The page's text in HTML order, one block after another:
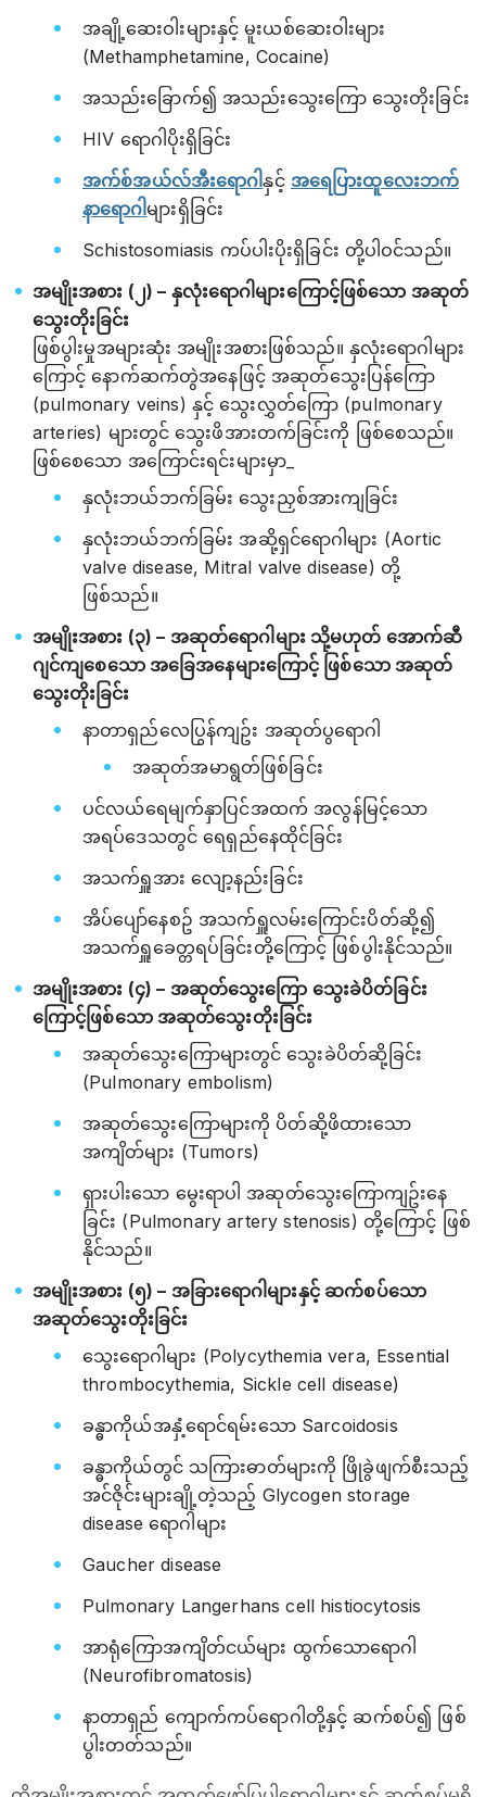
အချို့ဆေးဝါးများနှင့် မူးယစ်ဆေးဝါးများ
(Methamphetamine, Cocaine)
အသည်းခြောက်၍ အသည်းသွေးကြော သွေးတိုးခြင်း
HIV ရောဂါပိုးရှိခြင်း
အက်စ်အယ်လ်အီးရောဂါနှင့် အရေပြားထူလေးဘက်
နာရောဂါ များရှိခြင်း
Schistosomiasis ကပ်ပါးပိုးရှိခြင်း တို့ပါဝင်သည်။
အမျိုးအစား (၂) – နှလုံးရောဂါများကြောင့်ဖြစ်သော အဆုတ်
သွေးတိုးခြင်း
ဖြစ်ပွါးမှုအများဆုံး အမျိုးအစားဖြစ်သည်။ နှလုံးရောဂါများ
ကြောင့် နောက်ဆက်တွဲအနေဖြင့် အဆုတ်သွေးပြန်ကြော
(pulmonary veins) နှင့် သွေးလွှတ်ကြော (pulmonary
arteries) များတွင် သွေးဖိအားတက်ခြင်းကို ဖြစ်စေသည်။
ဖြစ်စေသော အကြောင်းရင်းများမှာ_
နှလုံးဘယ်ဘက်ခြမ်း သွေးညှစ်အားကျခြင်း
နှလုံးဘယ်ဘက်ခြမ်း အဆို့ရှင်ရောဂါများ (Aortic
valve disease, Mitral valve disease) တို့
ဖြစ်သည်။
အမျိုးအစား (၃) – အဆုတ်ရောဂါများ သို့မဟုတ် အောက်ဆီ
ဂျင်ကျစေသော အခြေအနေများကြောင့် ဖြစ်သော အဆုတ်
သွေးတိုးခြင်း
နာတာရှည်လေပြွန်ကျဥ်း အဆုတ်ပွရောဂါ
အဆုတ်အမာရွတ်ဖြစ်ခြင်း
ပင်လယ်ရေမျက်နှာပြင်အထက် အလွန်မြင့်သော
အရပ်ဒေသတွင် ရေရှည်နေထိုင်ခြင်း
အသက်ရှူအား လျော့နည်းခြင်း
အိပ်ပျော်နေစဥ် အသက်ရှူလမ်းကြောင်းပိတ်ဆို့၍
အသက်ရှူခေတ္တရပ်ခြင်းတို့ကြောင့် ဖြစ်ပွါးနိုင်သည်။
အမျိုးအစား (၄) – အဆုတ်သွေးကြော သွေးခဲပိတ်ခြင်း
ကြောင့်ဖြစ်သော အဆုတ်သွေးတိုးခြင်း
အဆုတ်သွေးကြောများတွင် သွေးခဲပိတ်ဆို့ခြင်း
(Pulmonary embolism)
အဆုတ်သွေးကြောများကို ပိတ်ဆို့ဖိထားသော
အကျိတ်များ (Tumors)
ရှားပါးသော မွေးရာပါ အဆုတ်သွေးကြောကျဥ်းနေ
ခြင်း (Pulmonary artery stenosis) တို့ကြောင့် ဖြစ်
နိုင်သည်။
အမျိုးအစား (၅) – အခြားရောဂါများနှင့် ဆက်စပ်သော
အဆုတ်သွေးတိုးခြင်း
သွေးရောဂါများ (Polycythemia vera, Essential
thrombocythemia, Sickle cell disease)
ခန္ဓာကိုယ်အနှံ့ရောင်ရမ်းသော Sarcoidosis
ခန္ဓာကိုယ်တွင် သကြားဓာတ်များကို ဖြိုခွဲဖျက်စီးသည့်
အင်ဇိုင်းများချို့တဲ့သည့် Glycogen storage
disease ရောဂါများ
Gaucher disease
Pulmonary Langerhans cell histiocytosis
အာရုံကြောအကျိတ်ငယ်များ ထွက်သောရောဂါ
(Neurofibromatosis)
နာတာရှည် ကျောက်ကပ်ရောဂါတို့နှင့် ဆက်စပ်၍ ဖြစ်
ပွါးတတ်သည်။